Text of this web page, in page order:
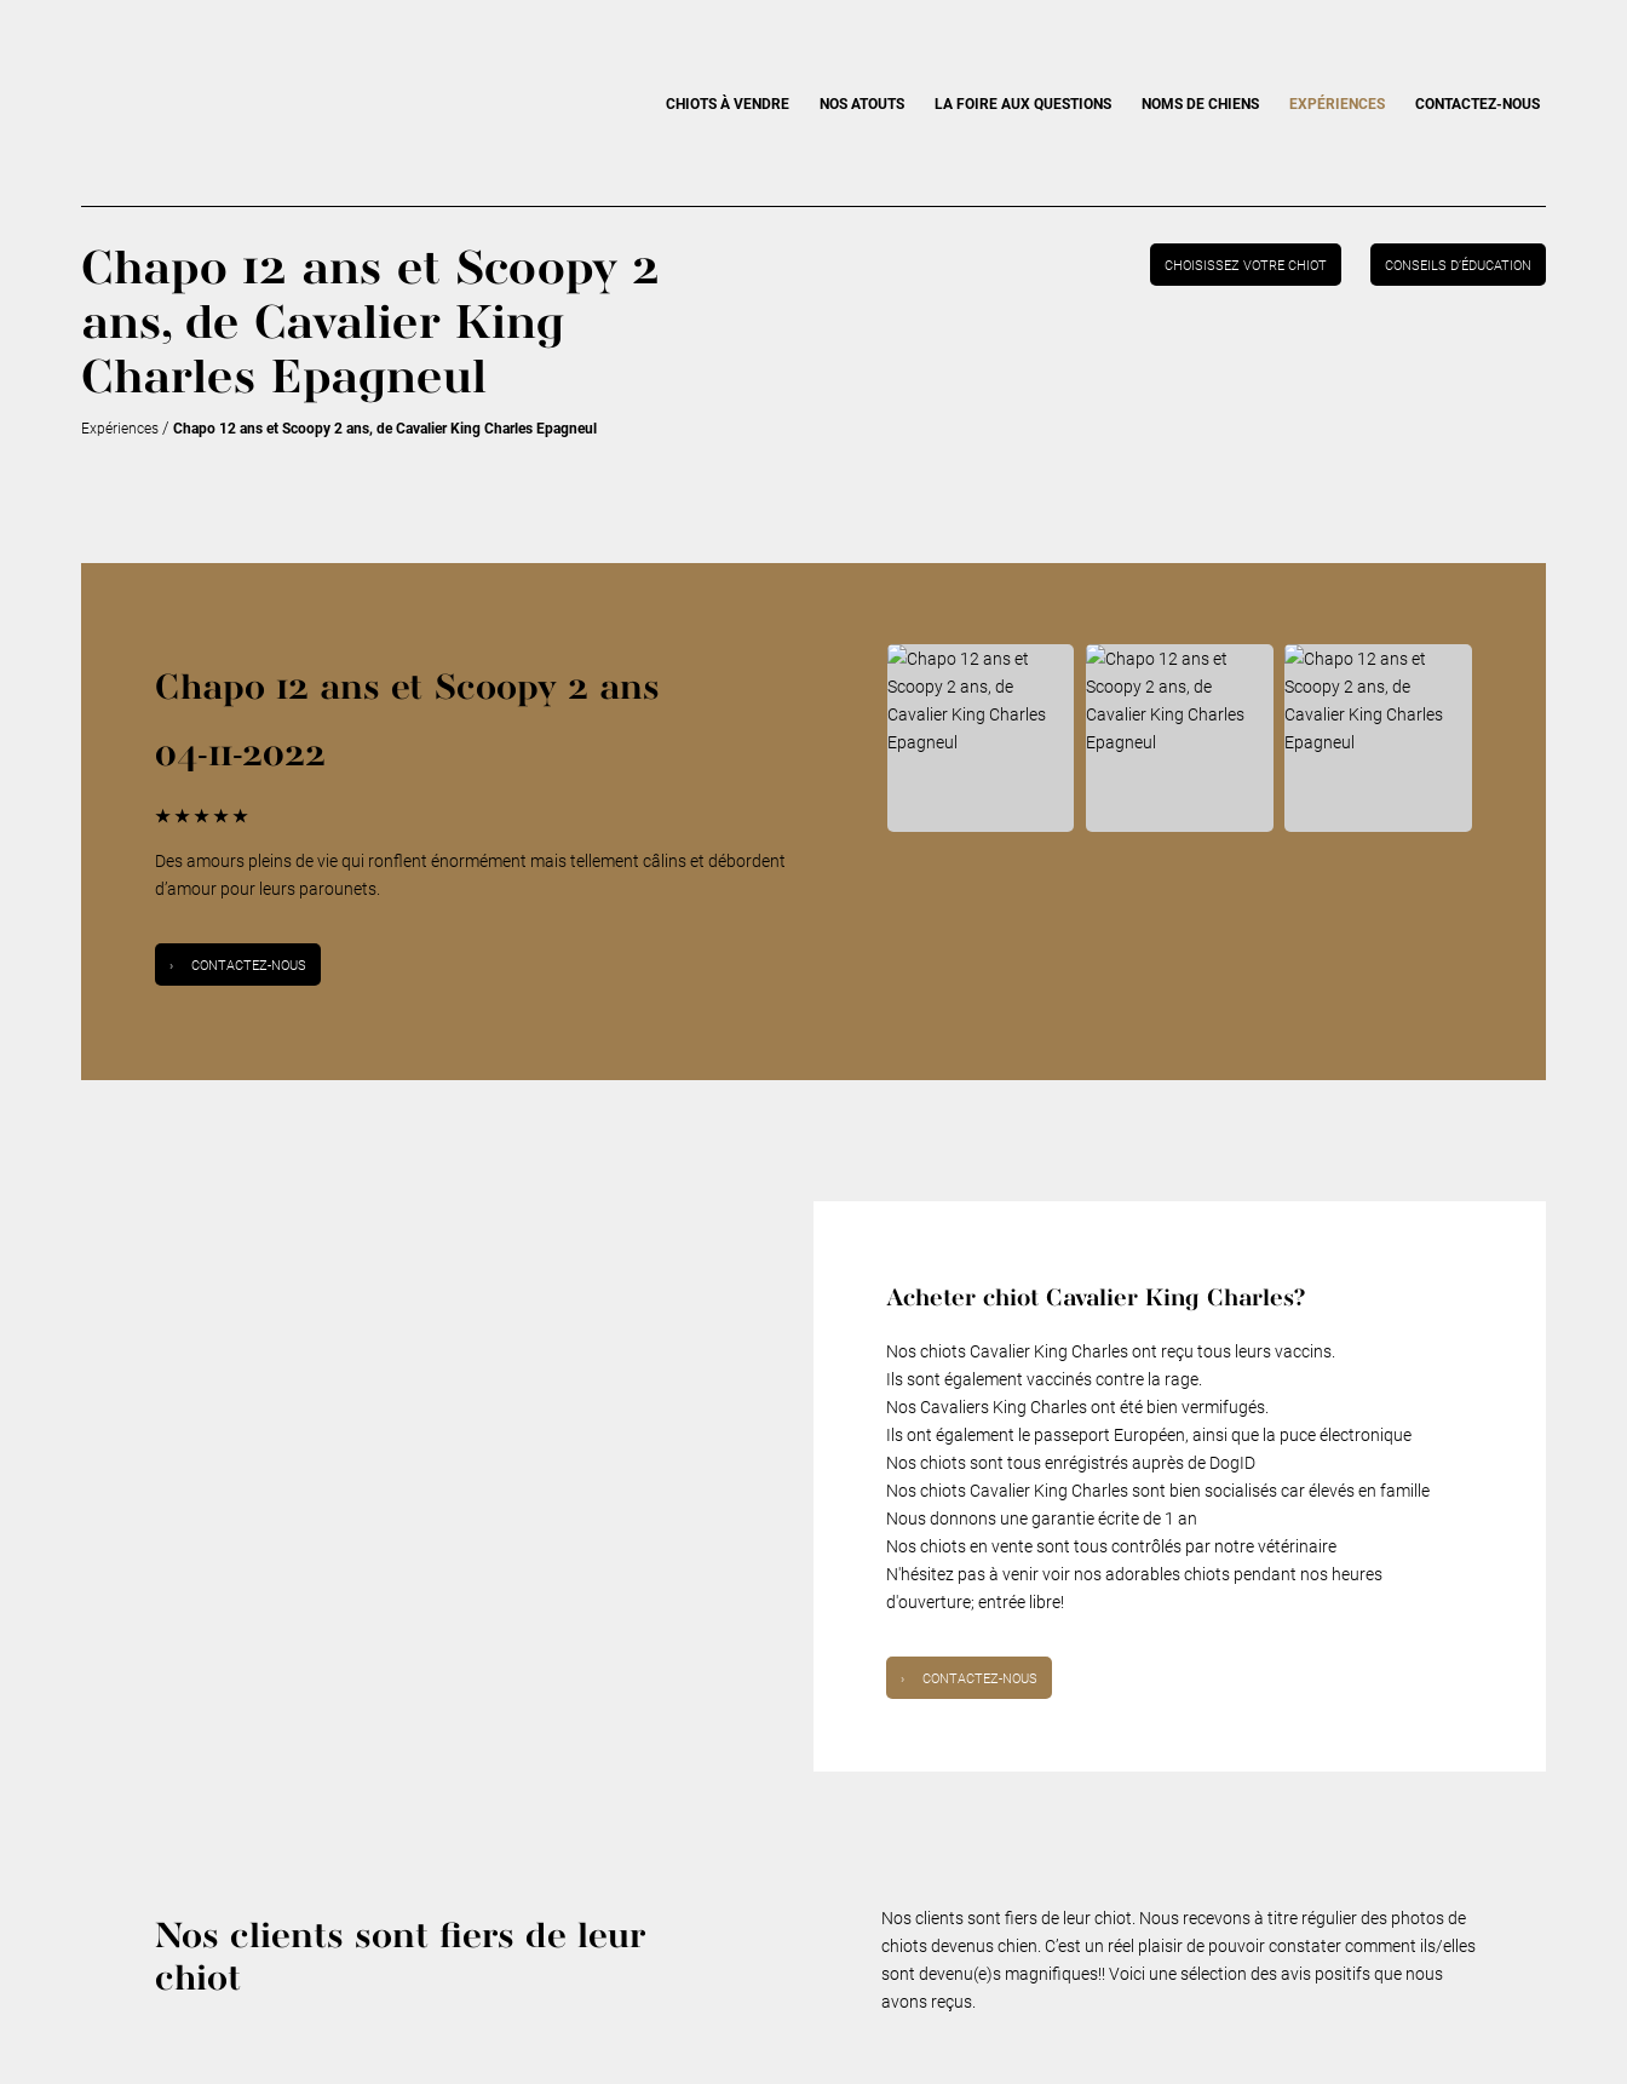
CHIOTS À VENDRE NOS ATOUTS LA FOIRE AUX QUESTIONS NOMS DE CHIENS EXPÉRIENCES CONTACTEZ-NOUS
Chapo 12 ans et Scoopy 2
ans, de Cavalier King
Charles Epagneul
Expériences/Chapo 12 ans et Scoopy 2 ans, de Cavalier King Charles Epagneul
CHOISISSEZ VOTRE CHIOT CONSEILS D’ÉDUCATION
Chapo 12 ans et Scoopy 2 ans
04-11-2022
★★★★★
Des amours pleins de vie qui ronflent énormément mais tellement câlins et débordent
d’amour pour leurs parounets.
› CONTACTEZ-NOUS
Acheter chiot Cavalier King Charles?
Nos chiots Cavalier King Charles ont reçu tous leurs vaccins.
Ils sont également vaccinés contre la rage.
Nos Cavaliers King Charles ont été bien vermifugés.
Ils ont également le passeport Européen, ainsi que la puce électronique
Nos chiots sont tous enrégistrés auprès de DogID
Nos chiots Cavalier King Charles sont bien socialisés car élevés en famille
Nous donnons une garantie écrite de 1 an
Nos chiots en vente sont tous contrôlés par notre vétérinaire
N'hésitez pas à venir voir nos adorables chiots pendant nos heures
d'ouverture; entrée libre!
› CONTACTEZ-NOUS
Nos clients sont fiers de leur
chiot
Nos clients sont fiers de leur chiot. Nous recevons à titre régulier des photos de
chiots devenus chien. C’est un réel plaisir de pouvoir constater comment ils/elles
sont devenu(e)s magnifiques!! Voici une sélection des avis positifs que nous
avons reçus.